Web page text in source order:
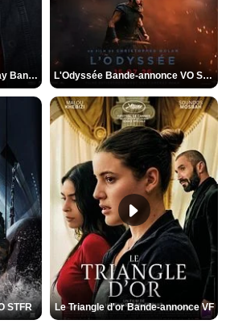
Spider-Man: Brand New Day Bande-annonce VO STFR L'Odyssée Bande-annonce VO STFR
STFR Le Triangle d'or Bande-annonce VF